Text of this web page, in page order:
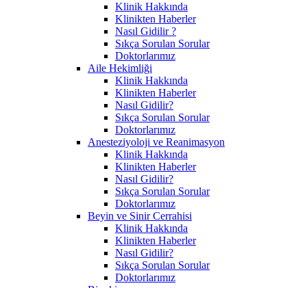
Klinik Hakkında
Klinikten Haberler
Nasıl Gidilir ?
Sıkça Sorulan Sorular
Doktorlarımız
Aile Hekimliği
Klinik Hakkında
Klinikten Haberler
Nasıl Gidilir?
Sıkça Sorulan Sorular
Doktorlarımız
Anesteziyoloji ve Reanimasyon
Klinik Hakkında
Klinikten Haberler
Nasıl Gidilir?
Sıkça Sorulan Sorular
Doktorlarımız
Beyin ve Sinir Cerrahisi
Klinik Hakkında
Klinikten Haberler
Nasıl Gidilir?
Sıkça Sorulan Sorular
Doktorlarımız